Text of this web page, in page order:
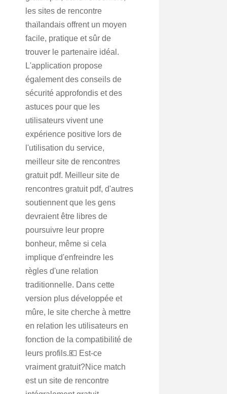
les sites de rencontre
thaïlandais offrent un moyen
facile, pratique et sûr de
trouver le partenaire idéal.
L'application propose
également des conseils de
sécurité approfondis et des
astuces pour que les
utilisateurs vivent une
expérience positive lors de
l'utilisation du service,
meilleur site de rencontres
gratuit pdf. Meilleur site de
rencontres gratuit pdf, d'autres
soutiennent que les gens
devraient être libres de
poursuivre leur propre
bonheur, même si cela
implique d'enfreindre les
règles d'une relation
traditionnelle. Dans cette
version plus développée et
mûre, le site cherche à mettre
en relation les utilisateurs en
fonction de la compatibilité de
leurs profils.💶 Est-ce
vraiment gratuit?Nice match
est un site de rencontre